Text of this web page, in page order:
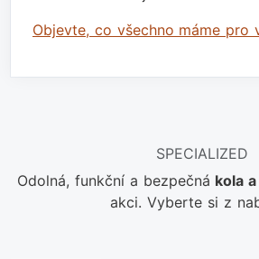
Objevte, co všechno máme pro
SPECIALIZED
Odolná, funkční a bezpečná kola
akci. Vyberte si z